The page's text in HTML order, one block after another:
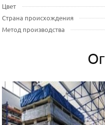
Цвет
Страна происхождения
Метод производства